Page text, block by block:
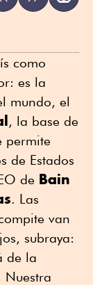
como
es la
mundo, el
, la base de
permite
de Estados
de Bain
. Las
van
subraya:
de la
Nuestra